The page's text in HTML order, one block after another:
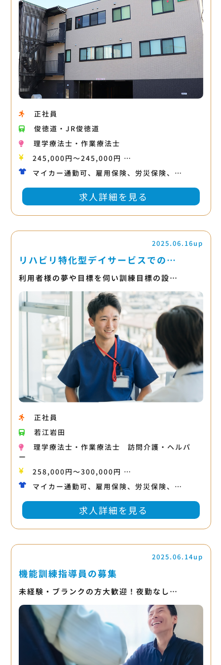
正社員
俊徳道・JR俊徳道
理学療法士・作業療法士
245,000円〜245,000円 …
マイカー通勤可、雇用保険、労災保険、…
求人詳細を見る
2025.06.16up
リハビリ特化型デイサービスでの…
利用者様の夢や目標を伺い訓練目標の設…
正社員
若江岩田
理学療法士・作業療法士
訪問介護・ヘルパ
ー
258,000円〜300,000円 …
マイカー通勤可、雇用保険、労災保険、…
求人詳細を見る
2025.06.14up
機能訓練指導員の募集
未経験・ブランクの方大歓迎！夜勤なし…